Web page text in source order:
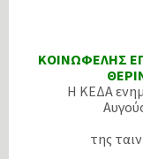
ΚΟΙΝΩΦΕΛΗΣ
Η ΚΕΔΑ
της